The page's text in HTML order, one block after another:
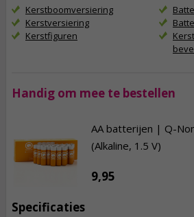
Kerstboomversiering
Kerstversiering
Kerstfiguren
Handig om mee te bestellen
AA batterijen | Q-
(Alkaline, 1.5 V)
9,95
Specificaties